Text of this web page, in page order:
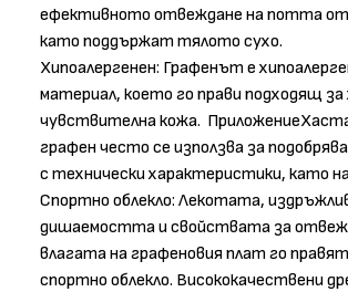
ефективното отвеждане на потта
като поддържат тялото сухо.
Хипоалергенен: Графенът е
материал, което го прави подходящ за
чувствителна кожа.
графен често се използва за
с технически характеристики, като
Спортно облекло: Лекотата,
дишаемостта и свойствата за
влагата на графеновия плат го
спортно облекло. Висококачествени